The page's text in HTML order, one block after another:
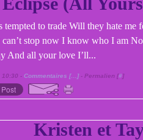
to trade Will they hate me
can’t stop now I know who I am
And all your love I’ll...
10:30 - Commentaires [… ]- Permalien [#]
Kristen et